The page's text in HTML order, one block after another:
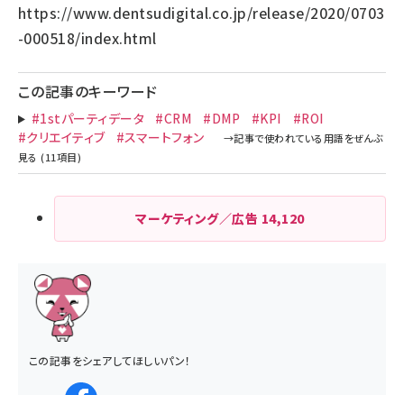
https://www.dentsudigital.co.jp/release/2020/0703
-000518/index.html
この記事のキーワード
#1stパーティデータ #CRM #DMP #KPI
#ROI
#クリエイティブ
#スマートフォン
マーケティング／広告 14,120
この記事をシェアしてほしいパン！